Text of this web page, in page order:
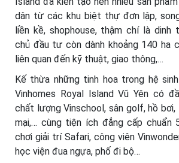
dân từ các khu biệt thự đơn lập,
liền kề, shophouse, thậm chí là dinh
chủ đầu tư còn dành khoảng 140 ha
liên quan đến kỹ thuật, giao thông,…
Kế thừa những tinh hoa trong hệ
Vinhomes Royal Island Vũ Yên có
chất lượng Vinschool, sân golf, hồ
mại,… cùng tiện ích đẳng cấp chuẩn
chơi giải trí Safari, công viên
học viện đua ngựa, phố đi bộ…